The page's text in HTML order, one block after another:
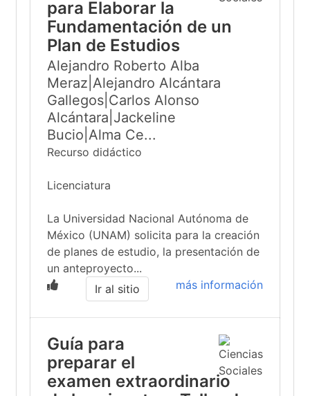
para Elaborar la
Fundamentación de un
Plan de Estudios
Alejandro Roberto Alba
Meraz|Alejandro Alcántara
Gallegos|Carlos Alonso
Alcántara|Jackeline
Bucio|Alma Ce...
Recurso didáctico
Licenciatura
La Universidad Nacional Autónoma de
México (UNAM) solicita para la creación
de planes de estudio, la presentación de
un anteproyecto...
más información
Ir al sitio
Guía para
preparar el
examen extraordinario